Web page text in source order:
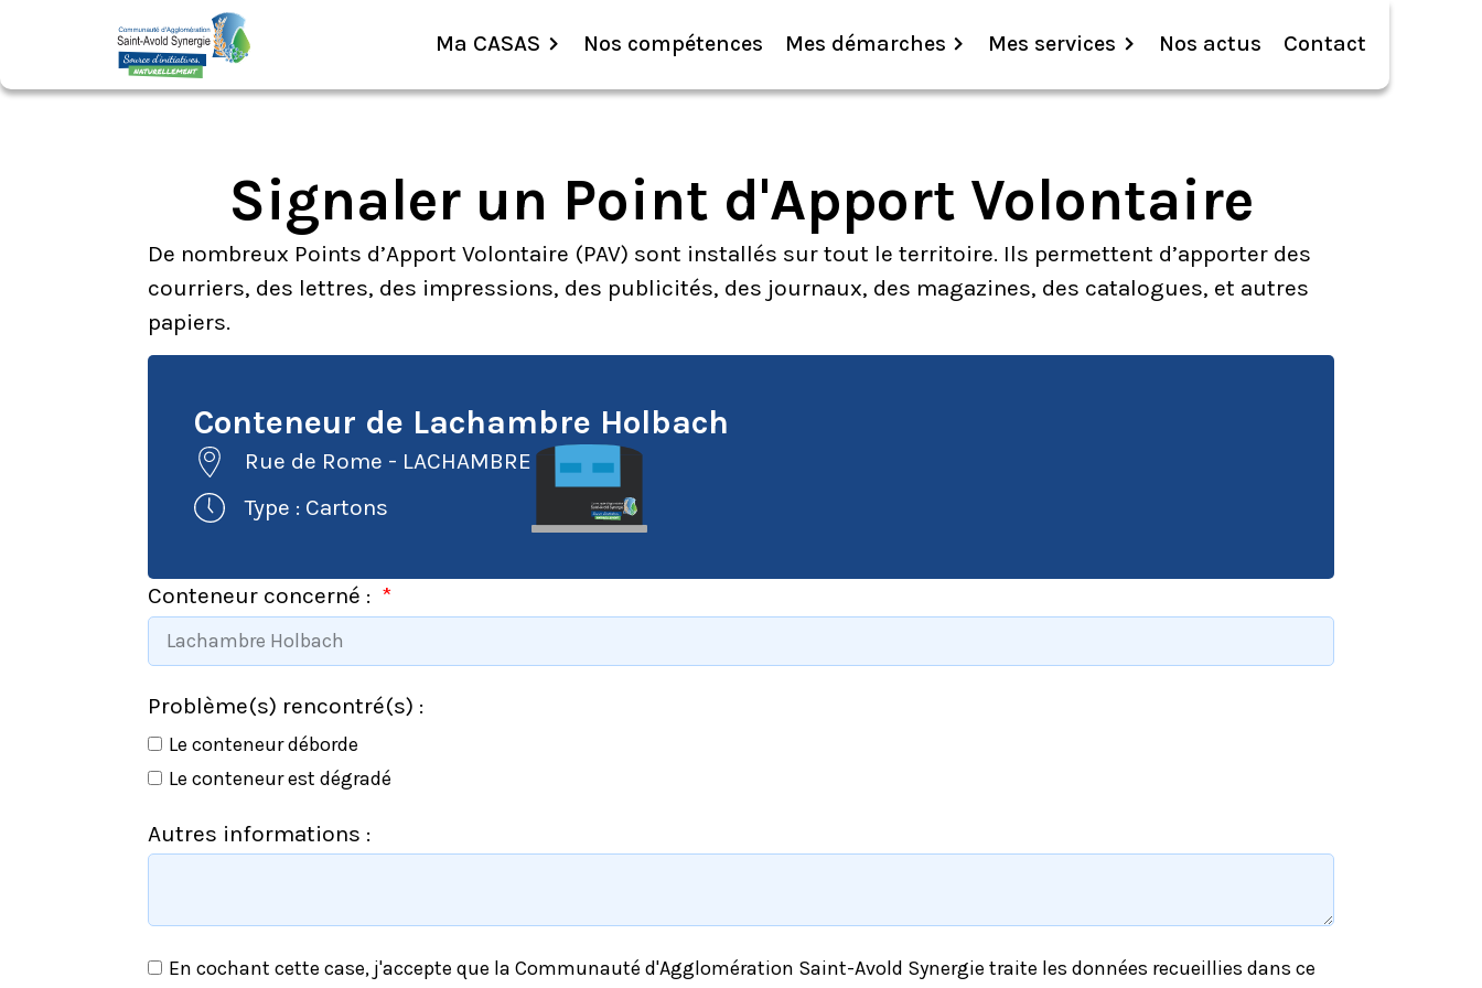
Ma CASAS Nos compétences Mes démarches Mes services Nos actus Contact
Signaler un Point d'Apport Volontaire
De nombreux Points d’Apport Volontaire (PAV) sont installés sur tout le territoire. Ils permettent d’apporter des
courriers, des lettres, des impressions, des publicités, des journaux, des magazines, des catalogues, et autres
papiers.
Conteneur de Lachambre Holbach
Rue de Rome - LACHAMBRE
Type : Cartons
Conteneur concerné :
Problème(s) rencontré(s) :
Le conteneur déborde
Le conteneur est dégradé
Autres informations :
En cochant cette case, j'accepte que la Communauté d'Agglomération Saint-Avold Synergie traite les données recueillies dans ce